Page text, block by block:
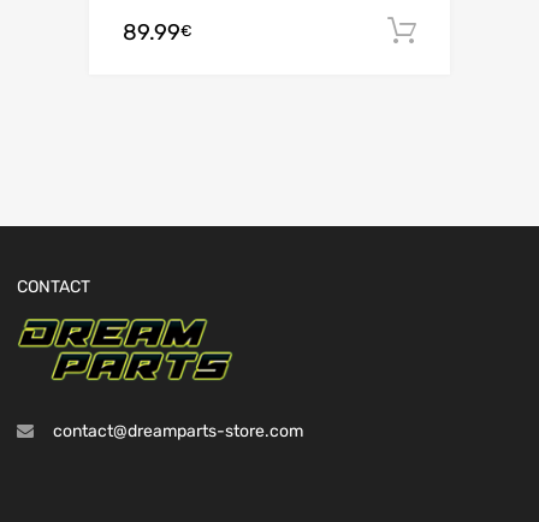
89.99€
CONTACT
contact@dreamparts-store.com